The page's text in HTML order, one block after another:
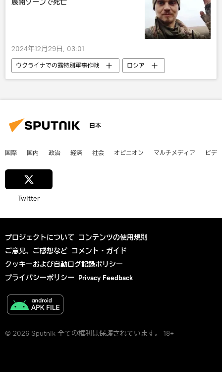
展開ゾーンで死亡
2024年12月29日, 03:01
ウクライナでの露特別軍事作戦
ロシア
軍事
日本
国際 国内 政治 経済 社会 オピニオン マルチメディア ビデ
Twitter
プロジェクトについて コンテンツの使用規則
ご意見、ご感想など コメント・ガイド
クッキーおよび自動ログ記録ポリシー
プライバシーポリシー Privacy Feedback
© 2026 Sputnik 全ての権利は保護されています。 18+